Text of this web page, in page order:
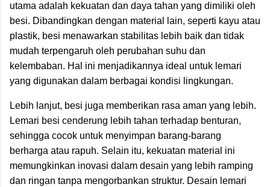
utama adalah kekuatan dan daya tahan yang dimiliki oleh
besi. Dibandingkan dengan material lain, seperti kayu atau
plastik, besi menawarkan stabilitas lebih baik dan tidak
mudah terpengaruh oleh perubahan suhu dan
kelembaban. Hal ini menjadikannya ideal untuk lemari
yang digunakan dalam berbagai kondisi lingkungan.
Lebih lanjut, besi juga memberikan rasa aman yang lebih.
Lemari besi cenderung lebih tahan terhadap benturan,
sehingga cocok untuk menyimpan barang-barang
berharga atau rapuh. Selain itu, kekuatan material ini
memungkinkan inovasi dalam desain yang lebih ramping
dan ringan tanpa mengorbankan struktur. Desain lemari